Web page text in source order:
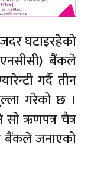
घटाइरहेको
बैंकले
गर्दै तीन
गरेको छ ।
ऋणपत्र चैत्र
बैंकले जनाएको